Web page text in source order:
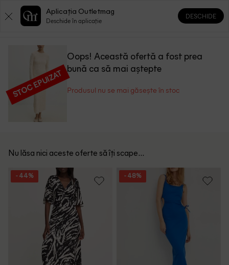
0 0
STOC EPUIZAT
Oops! Această ofertă a fost prea
bună ca să mai aștepte
Produsul nu se mai găsește în stoc
Nu lăsa nici aceste oferte să îți scape...
- 44% - 48%
Aplicația Outletmag
Deschide în aplicație
DESCHIDE